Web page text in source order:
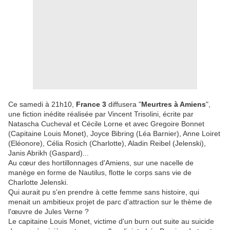
Ce samedi à 21h10, France 3 diffusera "Meurtres à Amiens",
une fiction inédite réalisée par Vincent Trisolini, écrite par
Natascha Cucheval et Cécile Lorne et avec Gregoire Bonnet
(Capitaine Louis Monet), Joyce Bibring (Léa Barnier), Anne Loiret
(Eléonore), Célia Rosich (Charlotte), Aladin Reibel (Jelenski),
Janis Abrikh (Gaspard)...
Au cœur des hortillonnages d'Amiens, sur une nacelle de
manège en forme de Nautilus, flotte le corps sans vie de
Charlotte Jelenski.
Qui aurait pu s'en prendre à cette femme sans histoire, qui
menait un ambitieux projet de parc d'attraction sur le thème de
l'œuvre de Jules Verne ?
Le capitaine Louis Monet, victime d'un burn out suite au suicide